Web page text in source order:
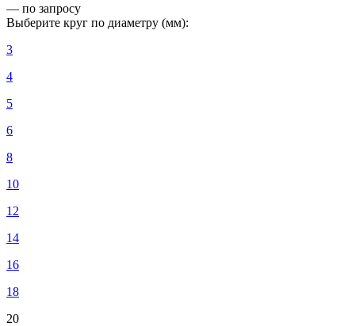
— по запросу
Выберите круг по диаметру (мм):
3
4
5
6
8
10
12
14
16
18
20